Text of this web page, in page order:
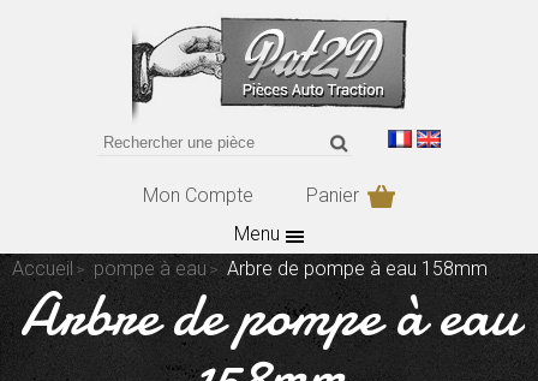
Mon Compte
Panier
Menu
Accueil
pompe à eau Arbre de pompe à eau 158mm
Arbre de pompe à eau